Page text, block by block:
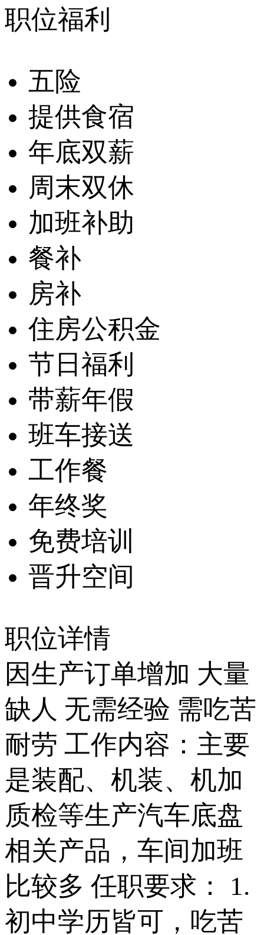
职位福利
五险
提供食宿
年底双薪
周末双休
加班补助
餐补
房补
住房公积金
节日福利
带薪年假
班车接送
工作餐
年终奖
免费培训
晋升空间
职位详情
因生产订单增加 大量
缺人 无需经验 需吃苦
耐劳 工作内容：主要
是装配、机装、机加
质检等生产汽车底盘
相关产品，车间加班
比较多 任职要求： 1.
初中学历皆可，吃苦